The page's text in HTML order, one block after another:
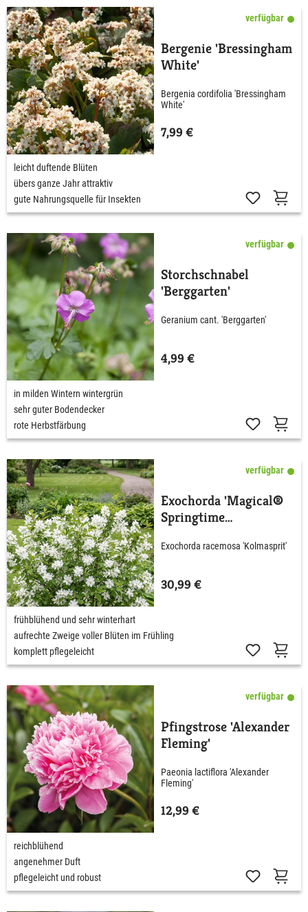
verfügbar
Bergenie 'Bressingham
White'
Bergenia cordifolia 'Bressingham
White'
7,99 €
leicht duftende Blüten
übers ganze Jahr attraktiv
gute Nahrungsquelle für Insekten
verfügbar
Storchschnabel
'Berggarten'
Geranium cant. 'Berggarten'
4,99 €
in milden Wintern wintergrün
sehr guter Bodendecker
rote Herbstfärbung
verfügbar
Exochorda 'Magical®
Springtime
Exochorda racemosa 'Kolmasprit'
30,99 €
frühblühend und sehr winterhart
aufrechte Zweige voller Blüten im Frühling
komplett pflegeleicht
verfügbar
Pfingstrose 'Alexander
Fleming'
Paeonia lactiflora 'Alexander
Fleming'
12,99 €
reichblühend
angenehmer Duft
pflegeleicht und robust